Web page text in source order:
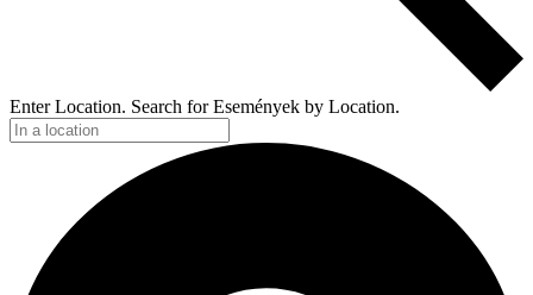
Enter Location. Search for Események by Location.